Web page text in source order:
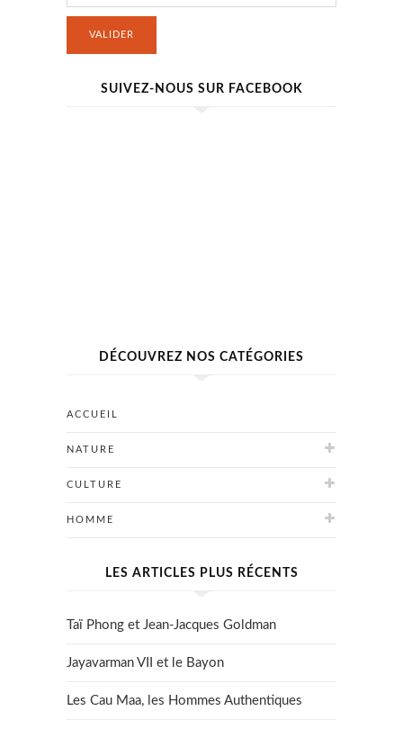
VALIDER
SUIVEZ-NOUS SUR FACEBOOK
DÉCOUVREZ NOS CATÉGORIES
ACCUEIL
NATURE
CULTURE
HOMME
LES ARTICLES PLUS RÉCENTS
Taï Phong et Jean-Jacques Goldman
Jayavarman VII et le Bayon
Les Cau Maa, les Hommes Authentiques